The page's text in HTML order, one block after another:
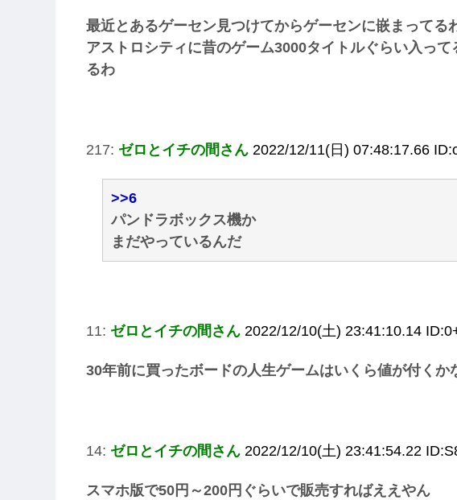
最近とあるゲーセン見つけてからゲーセンに嵌まってる
アストロシティに昔のゲーム3000タイトルぐらい入っ
るわ
217: ゼロとイチの間さん 2022/12/11(日) 07:48:17.66
>>6
パンドラボックス機か
まだやっているんだ
11: ゼロとイチの間さん 2022/12/10(土) 23:41:10.14
30年前に買ったボードの人生ゲームはいくら値が付くか
14: ゼロとイチの間さん 2022/12/10(土) 23:41:54.22
スマホ版で50円～200円ぐらいで販売すればええやん